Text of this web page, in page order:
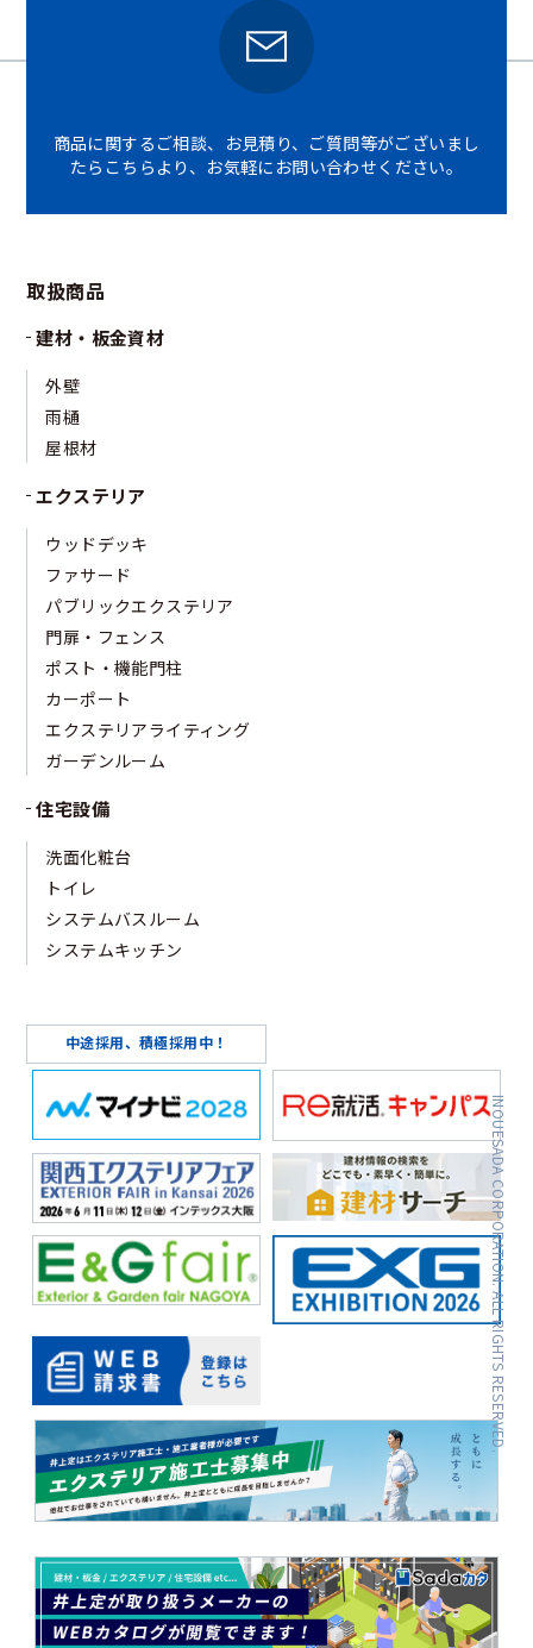
商品に関するご相談、お見積り、ご質問等がございまし
たら こちらより、お気軽にお問い合わせください。
取扱商品
建材・板金資材
外壁
雨樋
屋根材
エクステリア
ウッドデッキ
ファサード
パブリックエクステリア
門扉・フェンス
ポスト・機能門柱
カーポート
エクステリアライティング
ガーデンルーム
住宅設備
洗面化粧台
トイレ
システムバスルーム
システムキッチン
中途採用、積極採用中！
INOUESADA CORPORATION. ALL RIGHTS RESERVED.